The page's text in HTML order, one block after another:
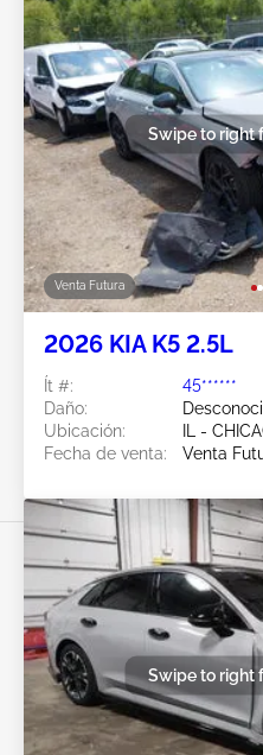
Venta Futura
Swipe to right
2026 KIA K5 2.5L
Ít #:
45******
Daño:
Ubicación:
IL -
Fecha de venta:
Venta
Swipe to right